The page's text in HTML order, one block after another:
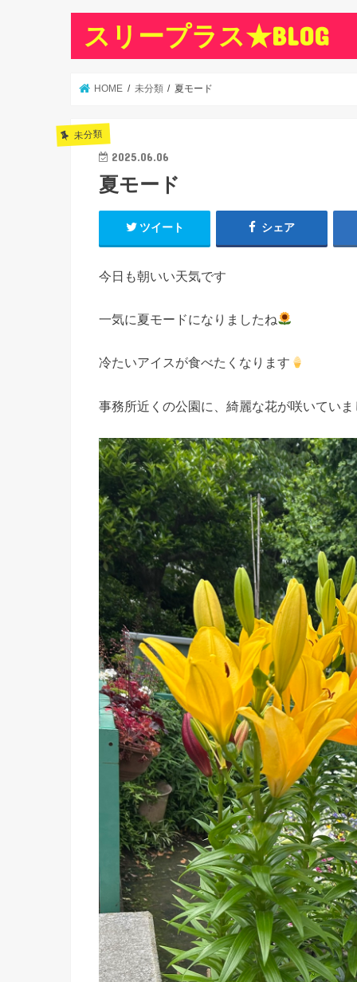
スリープラス★BLOG
HOME 未分類 夏モード
未分類
2025.06.06
夏モード
ツイート シェア
今日も朝いい天気です
一気に夏モードになりましたね
冷たいアイスが食べたくなります
事務所近くの公園に、綺麗な花が咲いていま